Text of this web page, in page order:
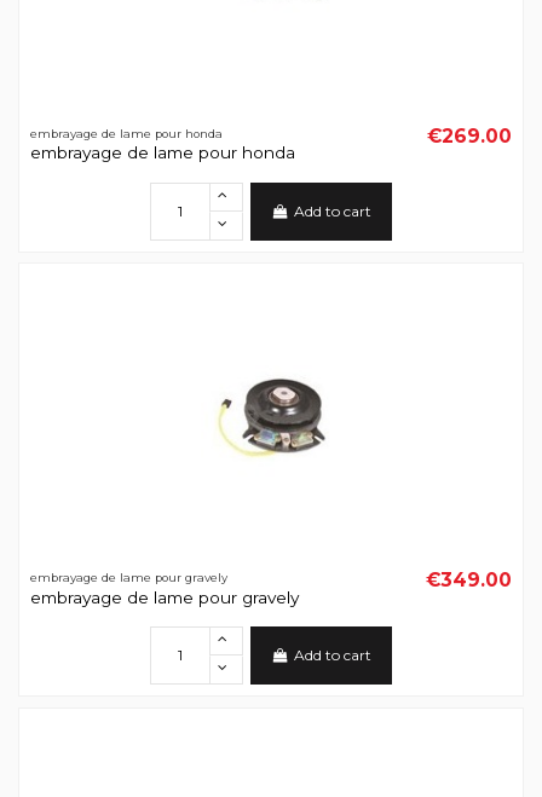
embrayage de lame pour honda
embrayage de lame pour honda
€269.00
Add to cart
embrayage de lame pour gravely
embrayage de lame pour gravely
€349.00
Add to cart